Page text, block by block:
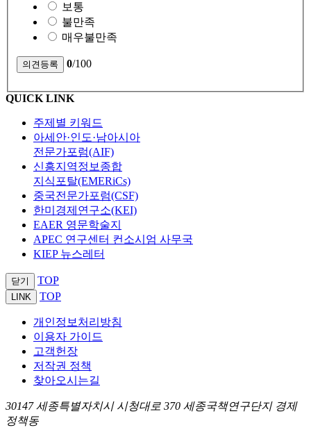
보통
불만족
매우불만족
0/100
QUICK LINK
주제별 키워드
아세안·인도·남아시아
전문가포럼(AIF)
신흥지역정보종합
지식포탈(EMERiCs)
중국전문가포럼(CSF)
한미경제연구소(KEI)
EAER 영문학술지
APEC 연구센터 컨소시엄 사무국
KIEP 뉴스레터
닫기 TOP
LINK TOP
개인정보처리방침
이용자 가이드
고객헌장
저작권 정책
찾아오시는길
30147 세종특별자치시 시청대로 370 세종국책연구단지 경제
정책동